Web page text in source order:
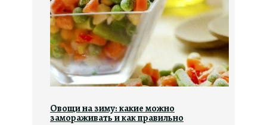
Овощи на зиму: какие можно
замораживать и как правильно